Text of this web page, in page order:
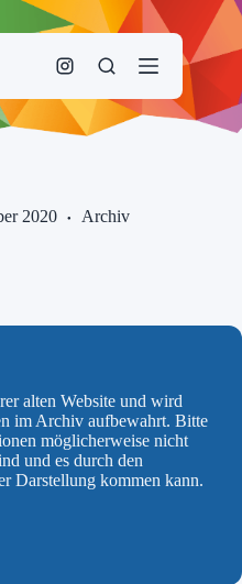
2020 Archiv
alten Website und wird
im Archiv aufbewahrt. Bitte
möglicherweise nicht
und es durch den
Darstellung kommen kann.